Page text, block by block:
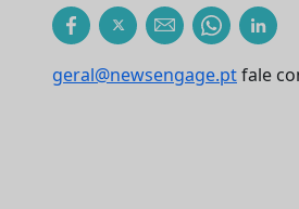
geral@newsengage.ptfale